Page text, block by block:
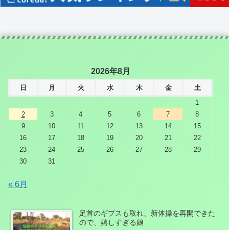
2026年8月
日 月 火 水 木 金
土
1
2
3 4 5 6 7
8
9
10 11 12 13 14
15
16
17 18 19 20 21
22
23
24 25 26 27 28
29
30
31
« 6月
足首のギプスも取れ、新体操を再開できた
ので、嬉しすぎる娘